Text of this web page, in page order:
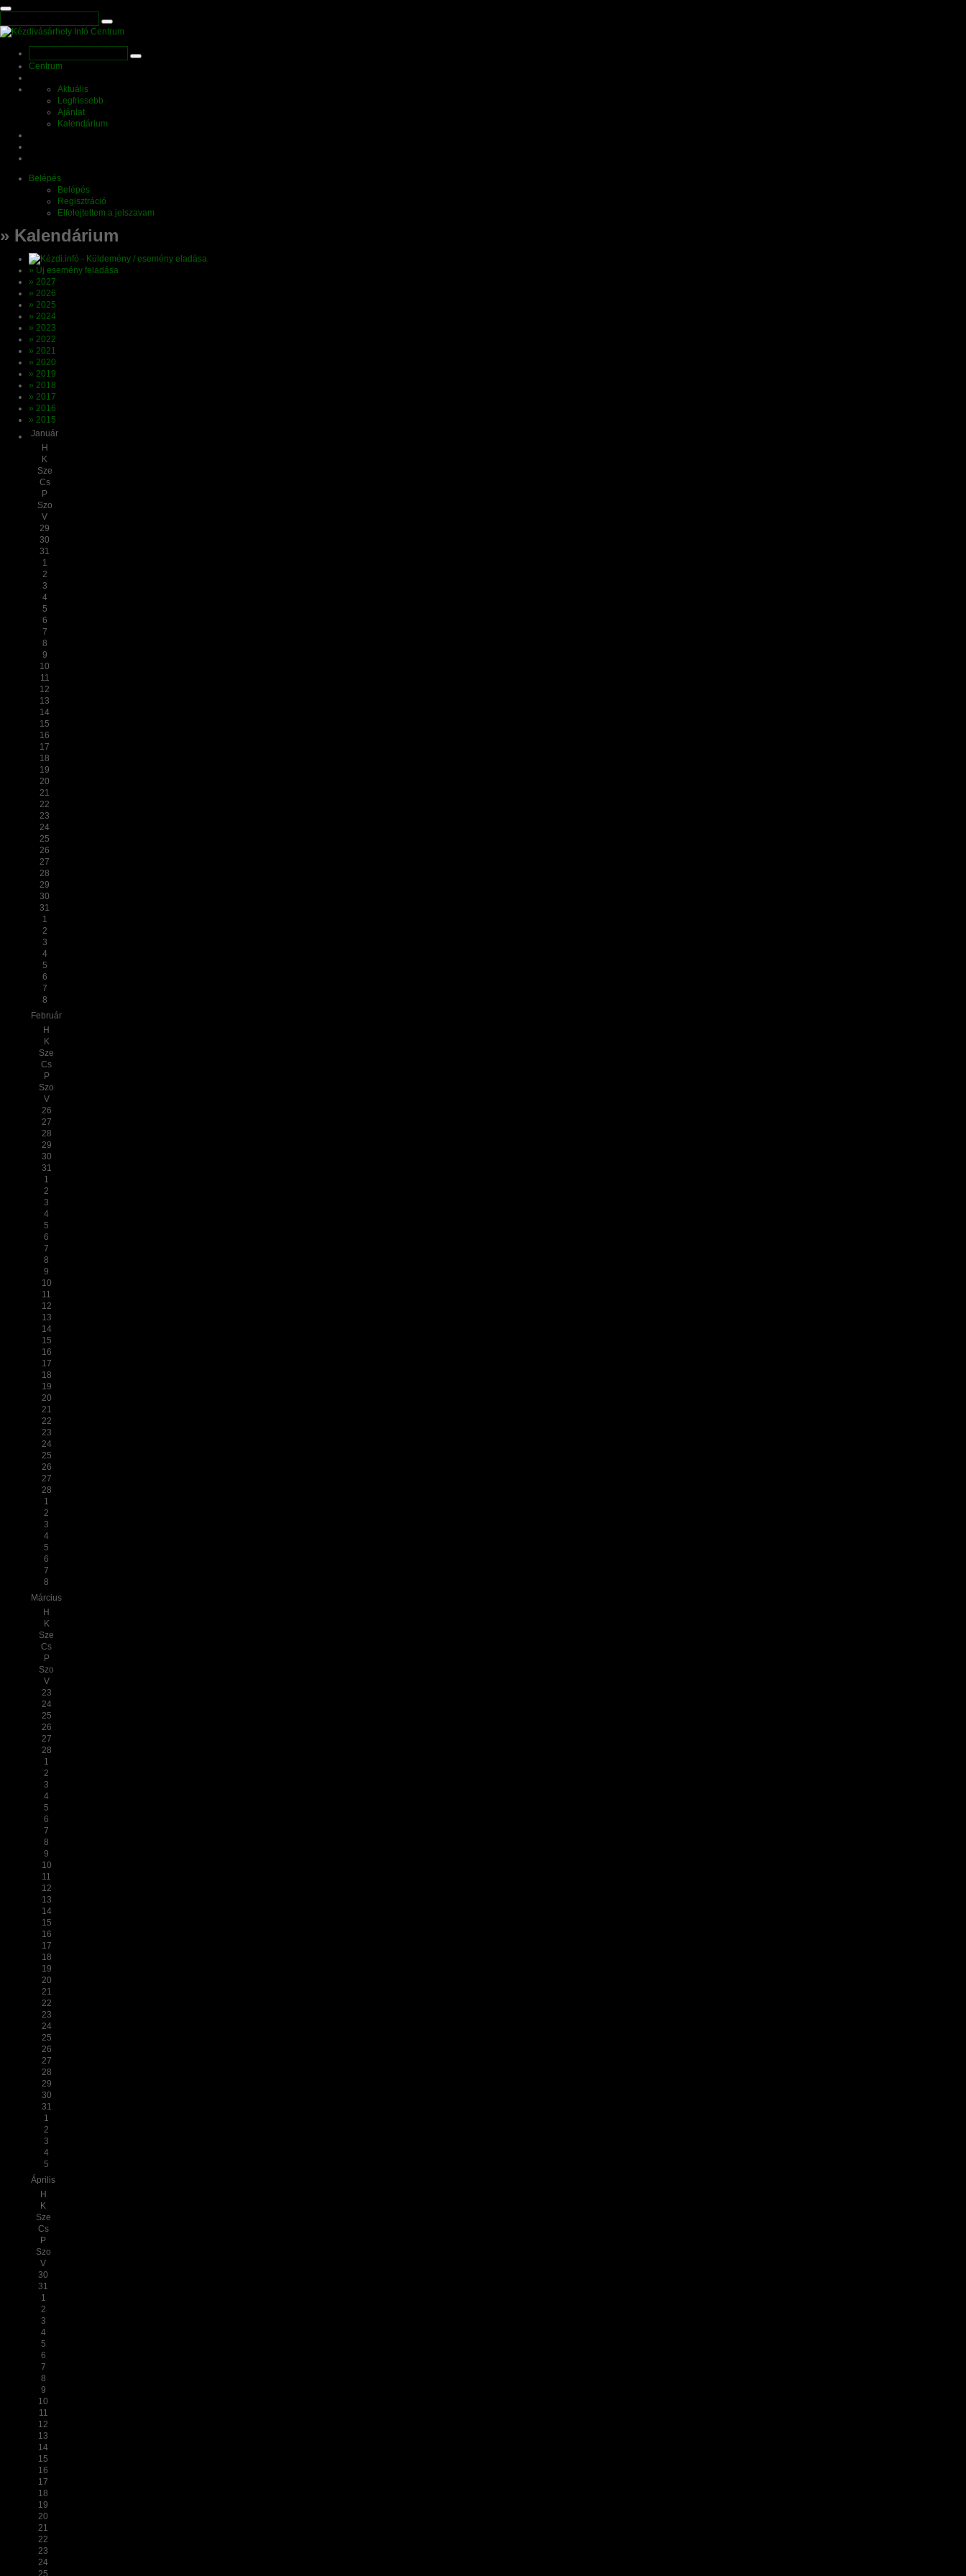
Centrum
Aktuális
Legfrissebb
Ajánlat
Kalendárium
Belépés
Belépés
Regisztráció
Elfelejtettem a jelszavam
» Kalendárium
» Új esemény feladása
» 2027
» 2026
» 2025
» 2024
» 2023
» 2022
» 2021
» 2020
» 2019
» 2018
» 2017
» 2016
» 2015
Január
H
K
Sze
Cs
P
Szo
V
29
30
31
1
2
3
4
5
6
7
8
9
10
11
12
13
14
15
16
17
18
19
20
21
22
23
24
25
26
27
28
29
30
31
1
2
3
4
5
6
7
8
Február
H
K
Sze
Cs
P
Szo
V
26
27
28
29
30
31
1
2
3
4
5
6
7
8
9
10
11
12
13
14
15
16
17
18
19
20
21
22
23
24
25
26
27
28
1
2
3
4
5
6
7
8
Március
H
K
Sze
Cs
P
Szo
V
23
24
25
26
27
28
1
2
3
4
5
6
7
8
9
10
11
12
13
14
15
16
17
18
19
20
21
22
23
24
25
26
27
28
29
30
31
1
2
3
4
5
Április
H
K
Sze
Cs
P
Szo
V
30
31
1
2
3
4
5
6
7
8
9
10
11
12
13
14
15
16
17
18
19
20
21
22
23
24
25